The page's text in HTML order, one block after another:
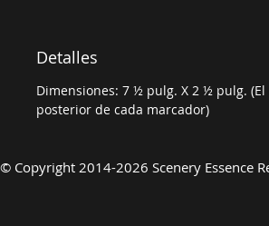
Detalles
Dimensiones: 7 ½ pulg. X 2 ½ pulg.
posterior de cada marcador)
© Copyright 2014-2026 Scenery Essence